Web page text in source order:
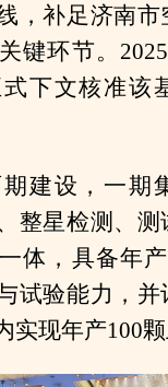
，补足济南市
键环节。
下文核准该
建设，一期
整星检测、测
体，具备年
试验能力，并
实现年产100颗